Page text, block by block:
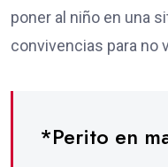
poner al niño en una
convivencias para no
*Perito en